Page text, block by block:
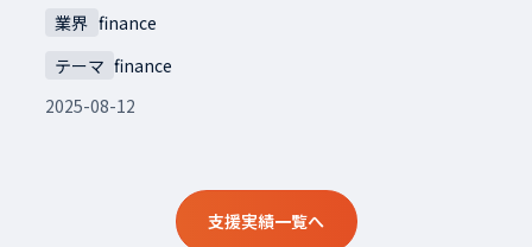
業界 finance
テーマ finance
2025-08-12
支援実績一覧へ